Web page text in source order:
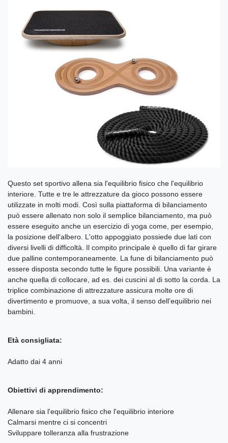
Questo set sportivo allena sia l'equilibrio fisico che l'equilibrio
interiore. Tutte e tre le attrezzature da gioco possono essere
utilizzate in molti modi. Così sulla piattaforma di bilanciamento
può essere allenato non solo il semplice bilanciamento, ma può
essere eseguito anche un esercizio di yoga come, per esempio,
la posizione dell'albero. L'otto appoggiato possiede due lati con
diversi livelli di difficoltà. Il compito principale è quello di far girare
due palline contemporaneamente. La fune di bilanciamento può
essere disposta secondo tutte le figure possibili. Una variante è
anche quella di collocare, ad es. dei cuscini al di sotto la corda. La
triplice combinazione di attrezzature assicura molte ore di
divertimento e promuove, a sua volta, il senso dell’equilibrio nei
bambini.
Età consigliata:
Adatto dai 4 anni
Obiettivi di apprendimento:
Allenare sia l'equilibrio fisico che l'equilibrio interiore
Calmarsi mentre ci si concentri
Sviluppare tolleranza alla frustrazione